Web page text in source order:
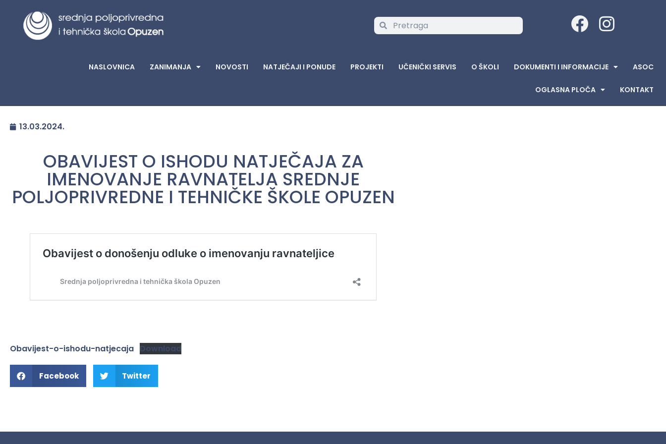
NASLOVNICA ZANIMANJA NOVOSTI NATJEČAJI I PONUDE PROJEKTI UČENIČKI SERVIS O ŠKOLI DOKUMENTI I INFORMACIJE ASOC
OGLASNA PLOČA KONTAKT
13.03.2024.
OBAVIJEST O ISHODU NATJEČAJA ZA
IMENOVANJE RAVNATELJA SREDNJE
POLJOPRIVREDNE I TEHNIČKE ŠKOLE OPUZEN
Obavijest-o-ishodu-natjecaja Download
Facebook Twitter